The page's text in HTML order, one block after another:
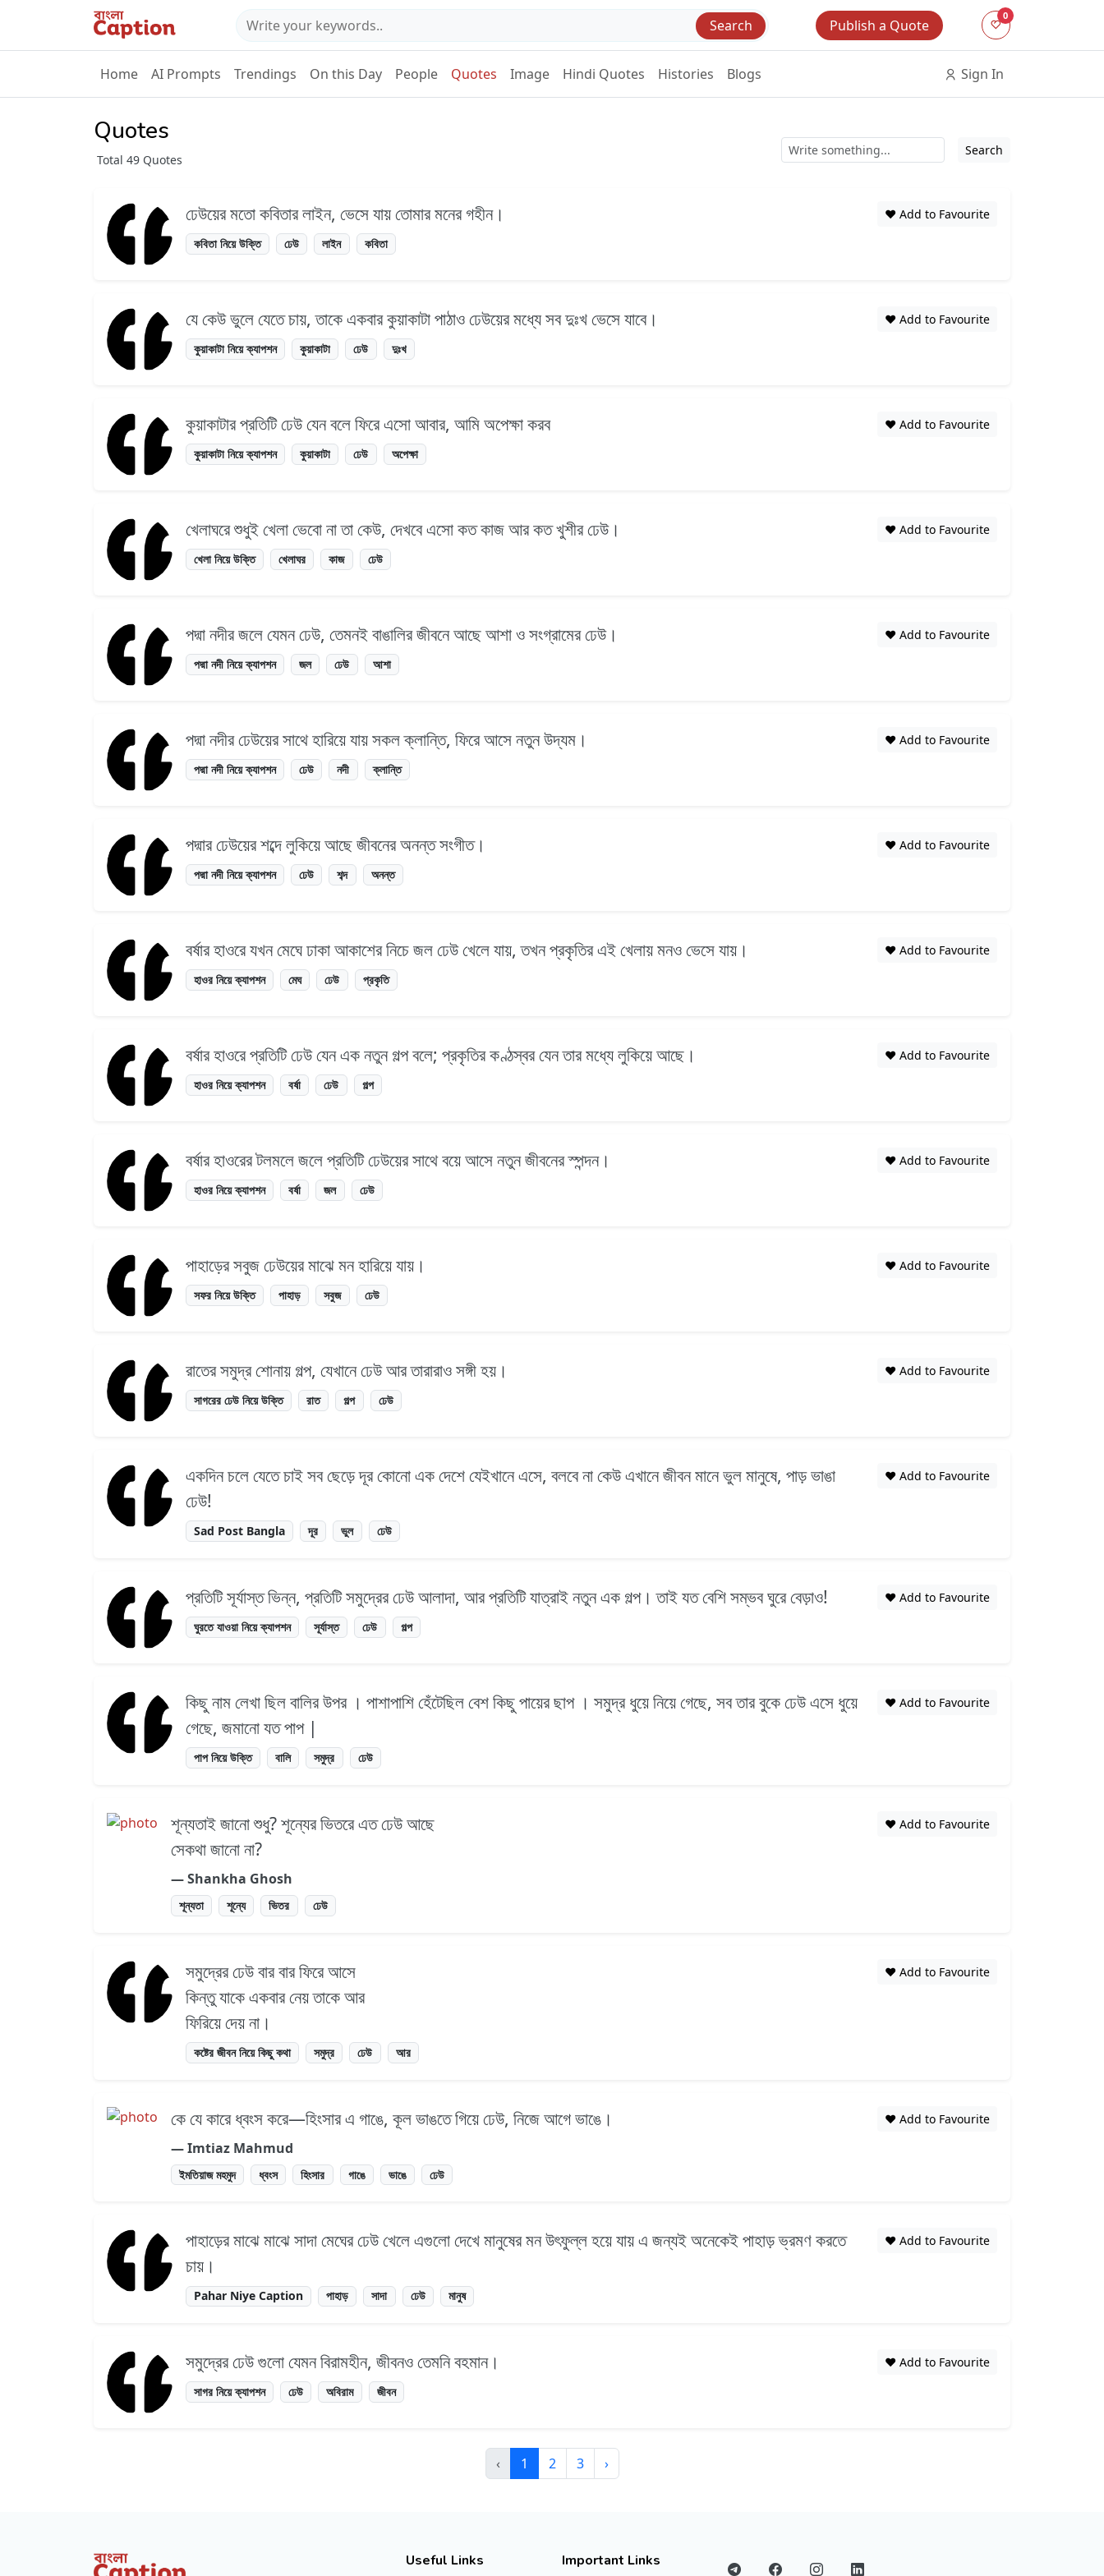
Search Publish a Quote
0
Home AI Prompts Trendings On this Day People Quotes Image Hindi Quotes Histories Blogs Sign In
Quotes
Total 49 Quotes
Search
ঢেউয়ের মতো কবিতার লাইন, ভেসে যায় তোমার মনের গহীন।
কবিতা নিয়ে উক্তি ঢেউ লাইন কবিতা
❤️ Add to Favourite
যে কেউ ভুলে যেতে চায়, তাকে একবার কুয়াকাটা পাঠাও ঢেউয়ের মধ্যে সব দুঃখ ভেসে যাবে।
কুয়াকাটা নিয়ে ক্যাপশন কুয়াকাটা ঢেউ দুঃখ
❤️ Add to Favourite
কুয়াকাটার প্রতিটি ঢেউ যেন বলে ফিরে এসো আবার, আমি অপেক্ষা করব
কুয়াকাটা নিয়ে ক্যাপশন কুয়াকাটা ঢেউ অপেক্ষা
❤️ Add to Favourite
খেলাঘরে শুধুই খেলা ভেবো না তা কেউ, দেখবে এসো কত কাজ আর কত খুশীর ঢেউ।
খেলা নিয়ে উক্তি খেলাঘর কাজ ঢেউ
❤️ Add to Favourite
পদ্মা নদীর জলে যেমন ঢেউ, তেমনই বাঙালির জীবনে আছে আশা ও সংগ্রামের ঢেউ।
পদ্মা নদী নিয়ে ক্যাপশন জল ঢেউ আশা
❤️ Add to Favourite
পদ্মা নদীর ঢেউয়ের সাথে হারিয়ে যায় সকল ক্লান্তি, ফিরে আসে নতুন উদ্যম।
পদ্মা নদী নিয়ে ক্যাপশন ঢেউ নদী ক্লান্তি
❤️ Add to Favourite
পদ্মার ঢেউয়ের শব্দে লুকিয়ে আছে জীবনের অনন্ত সংগীত।
পদ্মা নদী নিয়ে ক্যাপশন ঢেউ শব্দ অনন্ত
❤️ Add to Favourite
বর্ষার হাওরে যখন মেঘে ঢাকা আকাশের নিচে জল ঢেউ খেলে যায়, তখন প্রকৃতির এই খেলায় মনও ভেসে যায়।
হাওর নিয়ে ক্যাপশন মেঘ ঢেউ প্রকৃতি
❤️ Add to Favourite
বর্ষার হাওরে প্রতিটি ঢেউ যেন এক নতুন গল্প বলে; প্রকৃতির কণ্ঠস্বর যেন তার মধ্যে লুকিয়ে আছে।
হাওর নিয়ে ক্যাপশন বর্ষা ঢেউ গল্প
❤️ Add to Favourite
বর্ষার হাওরের টলমলে জলে প্রতিটি ঢেউয়ের সাথে বয়ে আসে নতুন জীবনের স্পন্দন।
হাওর নিয়ে ক্যাপশন বর্ষা জল ঢেউ
❤️ Add to Favourite
পাহাড়ের সবুজ ঢেউয়ের মাঝে মন হারিয়ে যায়।
সফর নিয়ে উক্তি পাহাড় সবুজ ঢেউ
❤️ Add to Favourite
রাতের সমুদ্র শোনায় গল্প, যেখানে ঢেউ আর তারারাও সঙ্গী হয়।
সাগরের ঢেউ নিয়ে উক্তি রাত গল্প ঢেউ
❤️ Add to Favourite
একদিন চলে যেতে চাই সব ছেড়ে দূর কোনো এক দেশে যেইখানে এসে, বলবে না কেউ এখানে জীবন মানে ভুল মানুষে, পাড় ভাঙা
ঢেউ!
Sad Post Bangla দূর ভুল ঢেউ
❤️ Add to Favourite
প্রতিটি সূর্যাস্ত ভিন্ন, প্রতিটি সমুদ্রের ঢেউ আলাদা, আর প্রতিটি যাত্রাই নতুন এক গল্প। তাই যত বেশি সম্ভব ঘুরে বেড়াও!
ঘুরতে যাওয়া নিয়ে ক্যাপশন সূর্যাস্ত ঢেউ গল্প
❤️ Add to Favourite
কিছু নাম লেখা ছিল বালির উপর । পাশাপাশি হেঁটেছিল বেশ কিছু পায়ের ছাপ । সমুদ্র ধুয়ে নিয়ে গেছে, সব তার বুকে ঢেউ এসে ধুয়ে
গেছে, জমানো যত পাপ |
পাপ নিয়ে উক্তি বালি সমুদ্র ঢেউ
❤️ Add to Favourite
শূন্যতাই জানো শুধু? শূন্যের ভিতরে এত ঢেউ আছে
সেকথা জানো না?
― Shankha Ghosh
শূন্যতা শূন্যে ভিতর ঢেউ
❤️ Add to Favourite
সমুদ্রের ঢেউ বার বার ফিরে আসে
কিন্তু যাকে একবার নেয় তাকে আর
ফিরিয়ে দেয় না।
কষ্টের জীবন নিয়ে কিছু কথা সমুদ্র ঢেউ আর
❤️ Add to Favourite
কে যে কারে ধ্বংস করে—হিংসার এ গাঙে, কূল ভাঙতে গিয়ে ঢেউ, নিজে আগে ভাঙে।
― Imtiaz Mahmud
ইমতিয়াজ মহমুদ ধ্বংস হিংসার গাঙে ভাঙে ঢেউ
❤️ Add to Favourite
পাহাড়ের মাঝে মাঝে সাদা মেঘের ঢেউ খেলে এগুলো দেখে মানুষের মন উৎফুল্ল হয়ে যায় এ জন্যই অনেকেই পাহাড় ভ্রমণ করতে
চায়।
Pahar Niye Caption পাহাড় সাদা ঢেউ মানুষ
❤️ Add to Favourite
সমুদ্রের ঢেউ গুলো যেমন বিরামহীন, জীবনও তেমনি বহমান।
সাগর নিয়ে ক্যাপশন ঢেউ অবিরাম জীবন
❤️ Add to Favourite
‹ 1 2 3 ›
Useful Links Important Links